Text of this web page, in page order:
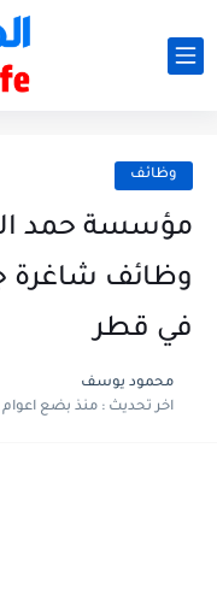
وظائف
مؤسسة حمد
وظائف شاغرة
في قطر
محمود يوسف
اخر تحديث :منذ بضع اعوام